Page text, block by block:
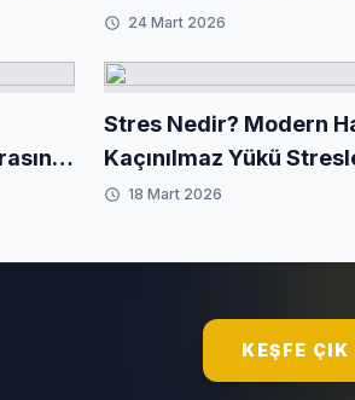
Sağlığımız Üzerindeki
24 Mart 2026
Stres Nedir? Modern
Kaçınılmaz Yükü
Çıkma ve Yönetme
18 Mart 2026
KEŞFE ÇIK